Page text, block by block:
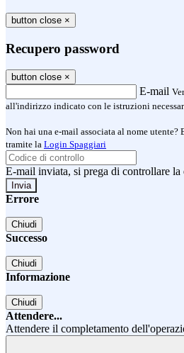
button close ×
Recupero password
button close ×
E-mail
all'indirizzo indicato con le istruzioni
Non hai una e-mail associata al nome utente?
tramite la Login Spaggiari
E-mail inviata, si prega di controllare la
Errore
Chiudi
Successo
Chiudi
Informazione
Chiudi
Attendere...
Attendere il completamento